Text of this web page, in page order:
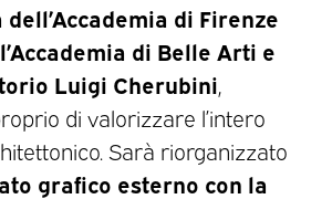
di Firenze
di Belle Arti e
Luigi Cherubini
di valorizzare l’intero
Sarà riorganizzato
grafico esterno con la